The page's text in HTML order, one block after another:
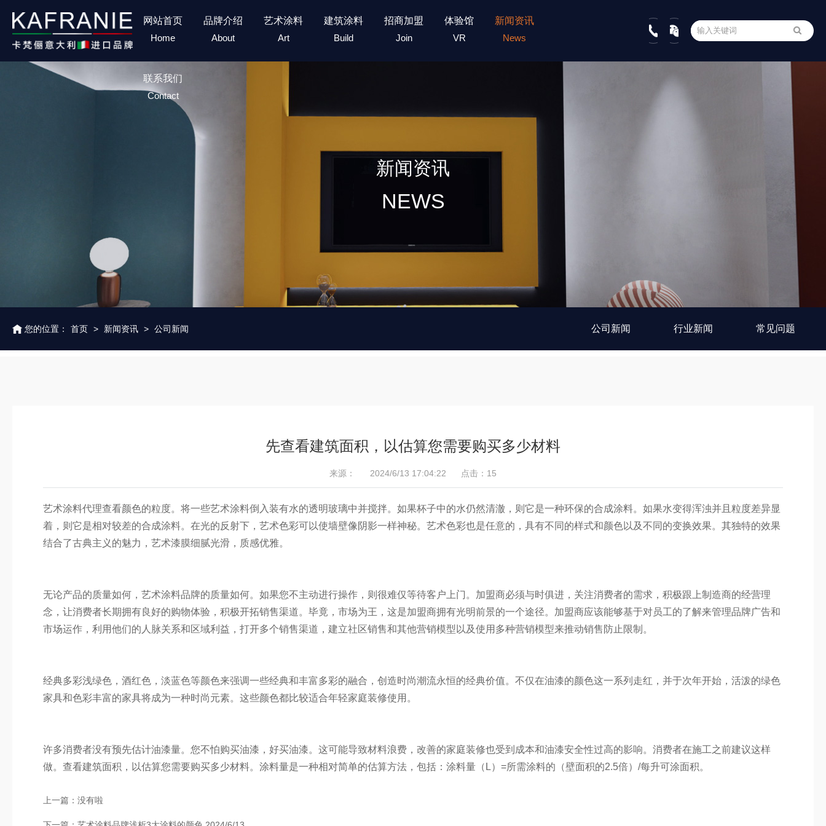
网站首页
Home
品牌介绍
About
艺术涂料
Art
建筑涂料
Build
招商加盟
Join
体验馆
VR
新闻资讯
News
联系我们
Contact
新闻资讯
NEWS
您的位置： 首页 > 新闻资讯 > 公司新闻 公司新闻 行业新闻 常见问题
先查看建筑面积，以估算您需要购买多少材料
来源： 2024/6/13 17:04:22 点击： 15
艺术涂料代理查看颜色的粒度。将一些艺术涂料倒入装有水的透明玻璃中并搅拌。如果杯子中的水仍然清澈，则它是一种环保的合成涂料。如果水变得浑浊并且粒度差异显
着，则它是相对较差的合成涂料。在光的反射下，艺术色彩可以使墙壁像阴影一样神秘。艺术色彩也是任意的，具有不同的样式和颜色以及不同的变换效果。其独特的效果
结合了古典主义的魅力，艺术漆膜细腻光滑，质感优雅。
无论产品的质量如何，艺术涂料品牌的质量如何。如果您不主动进行操作，则很难仅等待客户上门。加盟商必须与时俱进，关注消费者的需求，积极跟上制造商的经营理
念，让消费者长期拥有良好的购物体验，积极开拓销售渠道。毕竟，市场为王，这是加盟商拥有光明前景的一个途径。加盟商应该能够基于对员工的了解来管理品牌广告和
市场运作，利用他们的人脉关系和区域利益，打开多个销售渠道，建立社区销售和其他营销模型以及使用多种营销模型来推动销售防止限制。
经典多彩浅绿色，酒红色，淡蓝色等颜色来强调一些经典和丰富多彩的融合，创造时尚潮流永恒的经典价值。不仅在油漆的颜色这一系列走红，并于次年开始，活泼的绿色
家具和色彩丰富的家具将成为一种时尚元素。这些颜色都比较适合年轻家庭装修使用。
许多消费者没有预先估计油漆量。您不怕购买油漆，好买油漆。这可能导致材料浪费，改善的家庭装修也受到成本和油漆安全性过高的影响。消费者在施工之前建议这样
做。查看建筑面积，以估算您需要购买多少材料。涂料量是一种相对简单的估算方法，包括：涂料量（L）=所需涂料的（壁面积的2.5倍）/每升可涂面积。
上一篇：没有啦